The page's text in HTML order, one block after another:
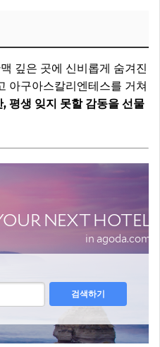
깊은 곳에 신비롭게 숨겨진
아구아스칼리엔테스를 거쳐
평생 잊지 못할 감동을 선물